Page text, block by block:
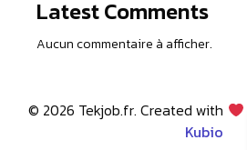
Latest Comments
Aucun commentaire à afficher.
© 2026 Tekjob.fr. Created with
Kubio